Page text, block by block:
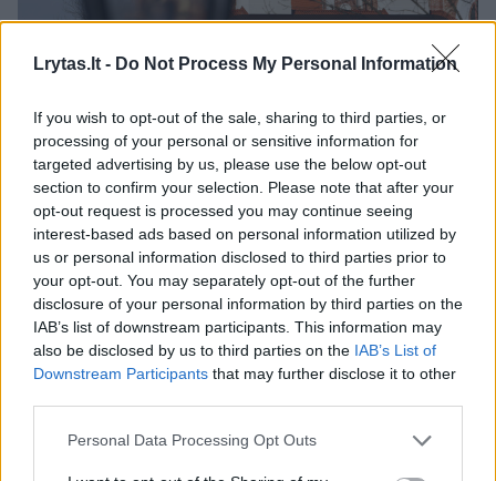
Lrytas.lt - Do Not Process My Personal Information
If you wish to opt-out of the sale, sharing to third parties, or
processing of your personal or sensitive information for
targeted advertising by us, please use the below opt-out
section to confirm your selection. Please note that after your
opt-out request is processed you may continue seeing
interest-based ads based on personal information utilized by
us or personal information disclosed to third parties prior to
your opt-out. You may separately opt-out of the further
disclosure of your personal information by third parties on the
IAB’s list of downstream participants. This information may
also be disclosed by us to third parties on the IAB’s List of
Downstream Participants that may further disclose it to other
Personal Data Processing Opt Outs
Daugiau nuotraukų (7)
Vilniaus šv.Pranciškaus Asyžiečio (Bernardinų) bažnyčia.
V.Balkūno nuotr.
Vyresni žmonės priprato, kad sunkiais
momentais gali kreiptis į kunigą ir būtent čia
rasti palaikymą. Supratau, kiek gerų žmonių
aplink ir kad tokiose situacijose galime būti
kaip vienas stiprus kumštis – palaikyti vienas
kitą, esu labai dėkinga“, – sakė Alina K.
Adomaitytė.